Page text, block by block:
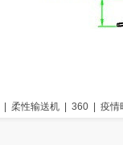
柔性输送机 360 疫情